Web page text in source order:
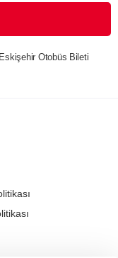
Otobüs Bileti